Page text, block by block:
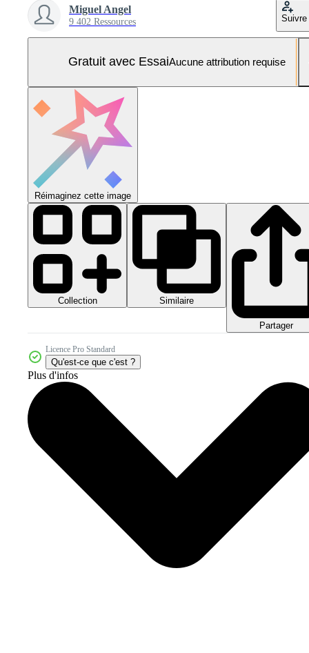
Miguel Angel
9 402 Ressources Suivre
Gratuit avec EssaiAucune attribution requise
Réimaginez cette image
Collection Similaire
Partager
Licence Pro Standard
Qu'est-ce que c'est ?
Plus d'infos